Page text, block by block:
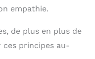
empathie.
de plus en plus de
principes au-